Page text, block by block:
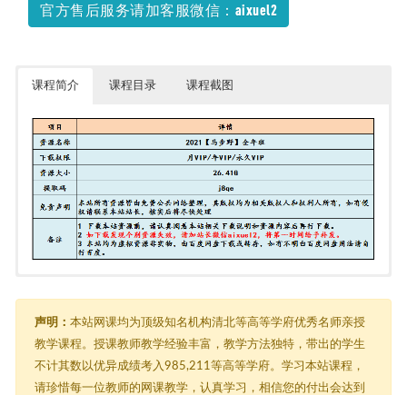
官方售后服务请加客服微信：aixuel2
课程简介 课程目录 课程截图
├─ 一轮
│ ├─ 2021暑期班
│ │ ├─ 1.综合技能，一节课搞定万能公式.mp4.baiduyun.p.downloading
│ │ ├─ 1_暑假班前3讲讲义.pdf
│ │ ├─ 2.语文核心能力速培–翻译.mp4
声明： 本站网课均为顶级知名机构清北等高等学府优秀名师亲授
教学课程。授课教师教学经验丰富，教学方法独特，带出的学生
不计其数以优异成绩考入985,211等高等学府。学习本站课程，
请珍惜每一位教师的网课教学，认真学习，相信您的付出会达到